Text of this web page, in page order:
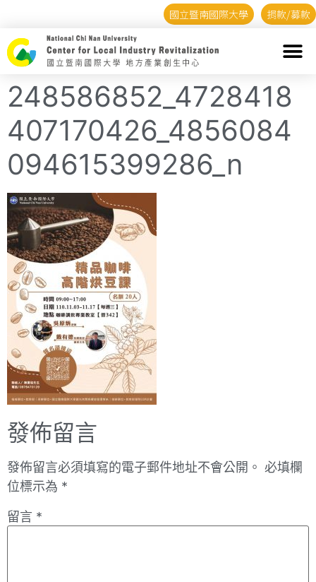
國立暨南國際大學 捐款/募款
248586852_4728418
407170426_4856084
094615399286_n
發佈留言
發佈留言必須填寫的電子郵件地址不會公開。 必填欄
位標示為 *
留言 *